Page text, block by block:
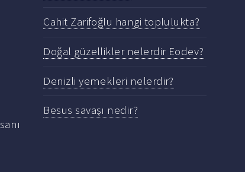
Cahit Zarifoğlu hangi toplulukta?
Doğal güzellikler nelerdir Eodev?
Denizli yemekleri nelerdir?
Besus savaşı nedir?